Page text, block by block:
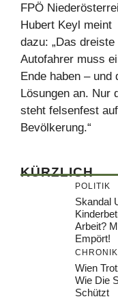
FPÖ
Hubert Keyl meint
dazu: „Das
Autofahrer muss
Ende haben –
Lösungen an. Nur
steht felsenfest
Bevölkerung.“
KÜRZLICH
POLITIK
Skandal
Arbeit?
Empört!
CHRONIK
Wien
Wie Die
Schützt